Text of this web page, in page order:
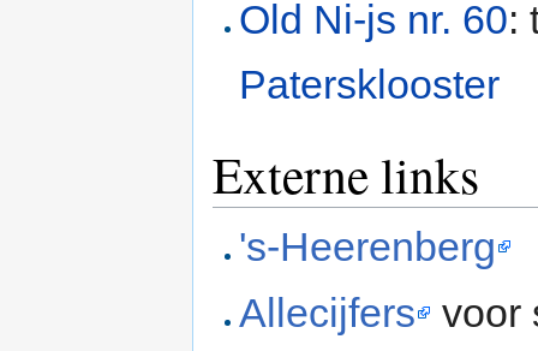
Old Ni-js nr. 60:
Patersklooster
Externe links
's-Heerenberg
Allecijfers
voor